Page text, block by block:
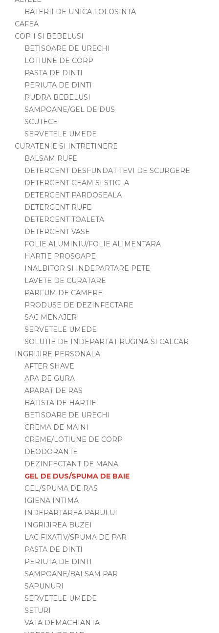
BATERII DE UNICA FOLOSINTA
CAFEA
COPII SI BEBELUSI
BETISOARE DE URECHI
LOTIUNE DE CORP
PASTA DE DINTI
PERIUTA DE DINTI
PUDRA BEBELUSI
SAMPOANE/GEL DE DUS
SCUTECE
SERVETELE UMEDE
CURATENIE SI INTRETINERE
BALSAM RUFE
DETERGENT DESFUNDAT TEVI DE SCURGERE
DETERGENT GEAM SI STICLA
DETERGENT PARDOSEALA
DETERGENT RUFE
DETERGENT TOALETA
DETERGENT VASE
FOLIE ALUMINIU/FOLIE ALIMENTARA
HARTIE PROSOAPE
INALBITOR SI INDEPARTARE PETE
LAVETE DE CURATARE
PARFUM DE CAMERE
PRODUSE DE DEZINFECTARE
SAC MENAJER
SERVETELE UMEDE
SOLUTIE DE INDEPARTAT RUGINA SI CALCAR
INGRIJIRE PERSONALA
AFTER SHAVE
APA DE GURA
APARAT DE RAS
BATISTA DE HARTIE
BETISOARE DE URECHI
CREMA DE MAINI
CREME/LOTIUNE DE CORP
DEODORANTE
DEZINFECTANT DE MANA
GEL DE DUS/SPUMA DE BAIE
GEL/SPUMA DE RAS
IGIENA INTIMA
INDEPARTAREA PARULUI
INGRIJIREA BUZEI
LAC FIXATIV/SPUMA DE PAR
PASTA DE DINTI
PERIUTA DE DINTI
SAMPOANE/BALSAM PAR
SAPUNURI
SERVETELE UMEDE
SETURI
VATA DEMACHIANTA